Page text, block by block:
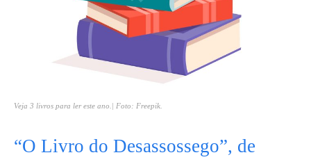
Veja 3 livros para ler este ano.| Foto: Freepik.
“O Livro do Desassossego”, de